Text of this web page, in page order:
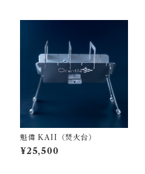
魁偉 KAII（焚火台）
¥25,500